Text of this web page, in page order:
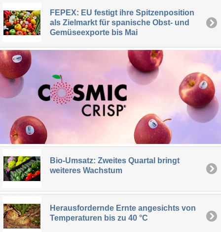
FEPEX: EU festigt ihre Spitzenposition
als Zielmarkt für spanische Obst- und
Gemüseexporte bis Mai
Bio-Umsatz: Zweites Quartal bringt
weiteres Wachstum
Herausfordernde Ernte angesichts von
Temperaturen bis zu 40 °C